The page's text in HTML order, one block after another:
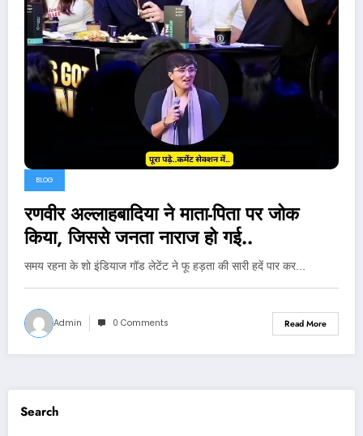
BLOG
रणवीर अल्लाहबादिया ने माता-पिता पर जोक
किया, जिससे जनता नाराज हो गई..
समय रहना के शो इंडियाज गॉड लेटेंट ने फू हड़ता की सारी हदें पार कर…
Admin 0 Comments Read More
Search